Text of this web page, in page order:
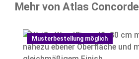
Mehr von Atlas Concorde
Musterbestellung möglich